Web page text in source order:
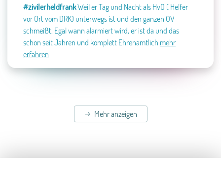
#zivilerheldfrankWeil er Tag und Nacht als HvO ( Helfer
vor Ort vom DRK) unterwegs ist und den ganzen OV
schmeißt. Egal wann alarmiert wird, er ist da und das
schon seit Jahren und komplett Ehrenamtlich mehr
erfahren
Mehr anzeigen